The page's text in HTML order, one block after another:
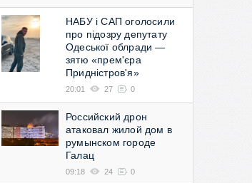
НАБУ і САП оголосили
про підозру депутату
Одеської облради —
зятю «прем'єра
Придністров'я»
20:01 27 0
Российский дрон
атаковал жилой дом в
румынском городе
Галац
09:18 24 0